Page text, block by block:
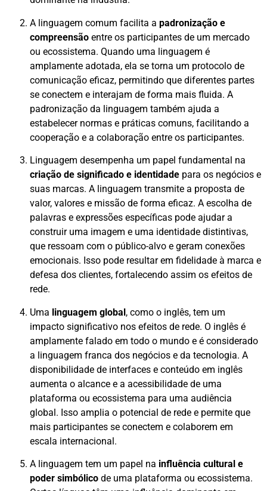
A linguagem comum facilita a padronização e
compreensão entre os participantes de um mercado
ou ecossistema. Quando uma linguagem é
amplamente adotada, ela se torna um protocolo de
comunicação eficaz, permitindo que diferentes partes
se conectem e interajam de forma mais fluida. A
padronização da linguagem também ajuda a
estabelecer normas e práticas comuns, facilitando a
cooperação e a colaboração entre os participantes.
Linguagem desempenha um papel fundamental na
criação de significado e identidade para os negócios e
suas marcas. A linguagem transmite a proposta de
valor, valores e missão de forma eficaz. A escolha de
palavras e expressões específicas pode ajudar a
construir uma imagem e uma identidade distintivas,
que ressoam com o público-alvo e geram conexões
emocionais. Isso pode resultar em fidelidade à marca e
defesa dos clientes, fortalecendo assim os efeitos de
rede.
Uma linguagem global, como o inglês, tem um
impacto significativo nos efeitos de rede. O inglês é
amplamente falado em todo o mundo e é considerado
a linguagem franca dos negócios e da tecnologia. A
disponibilidade de interfaces e conteúdo em inglês
aumenta o alcance e a acessibilidade de uma
plataforma ou ecossistema para uma audiência
global. Isso amplia o potencial de rede e permite que
mais participantes se conectem e colaborem em
escala internacional.
A linguagem tem um papel na influência cultural e
poder simbólico de uma plataforma ou ecossistema.